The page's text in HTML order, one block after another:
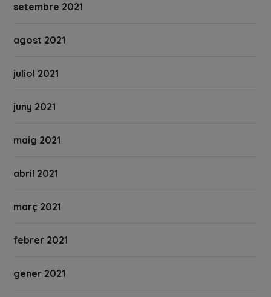
setembre 2021
agost 2021
juliol 2021
juny 2021
maig 2021
abril 2021
març 2021
febrer 2021
gener 2021